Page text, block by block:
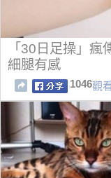
「30日足操」
細腿有感
1046觀